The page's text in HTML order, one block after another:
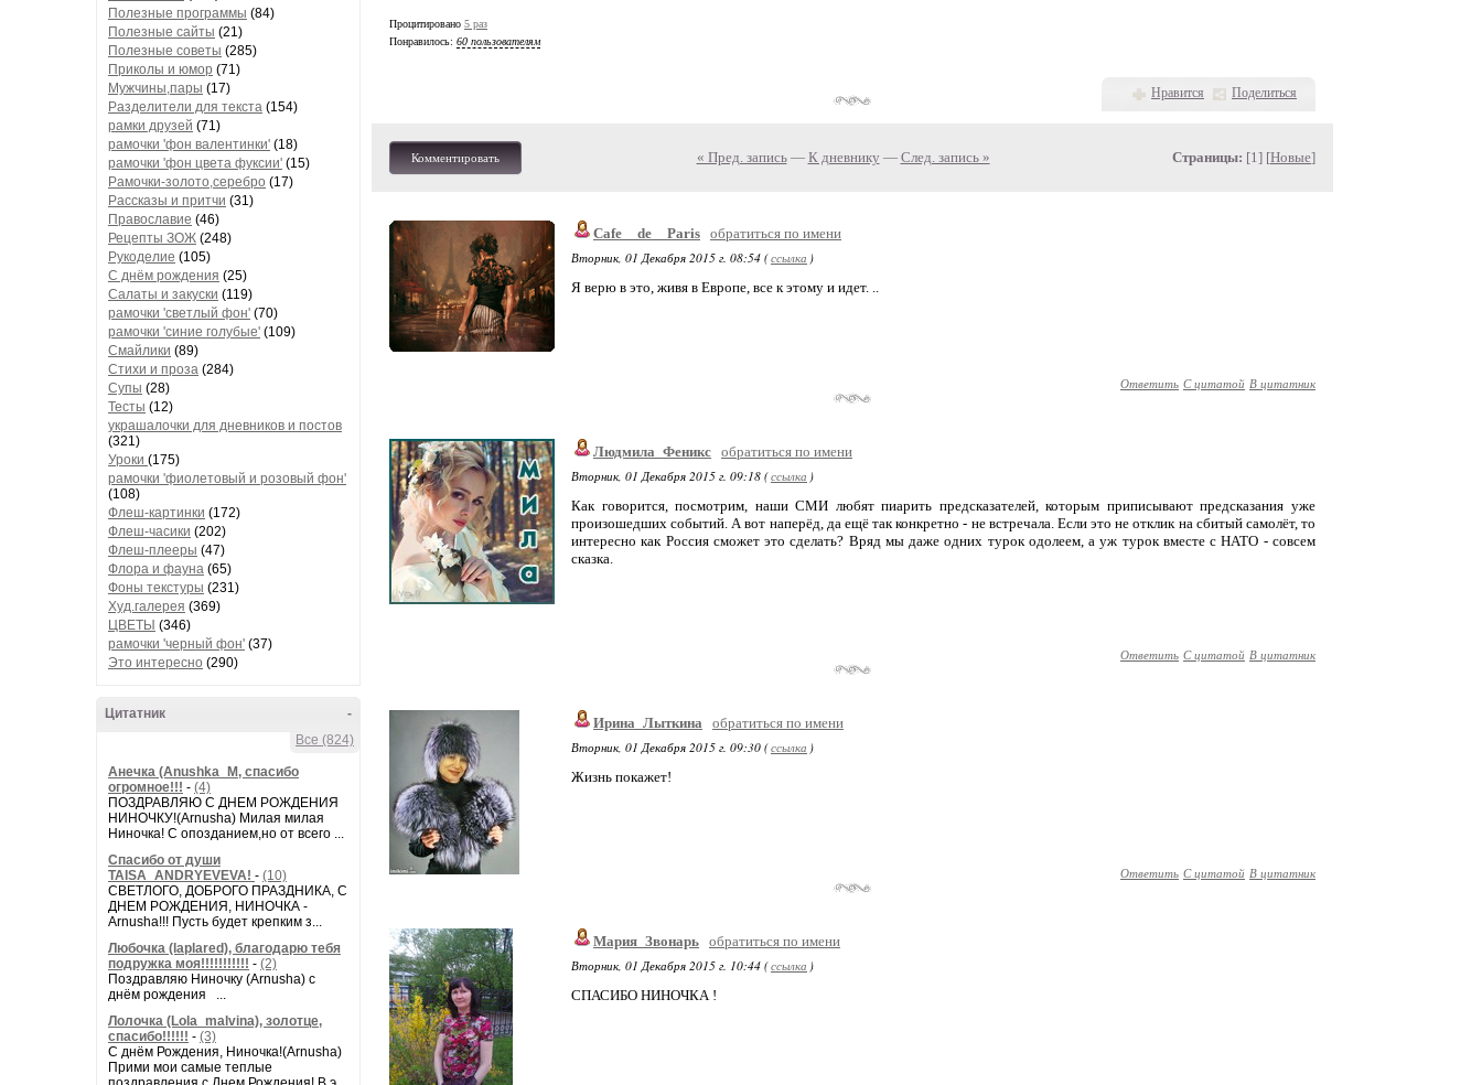
Полезные программы (84)
Полезные сайты (21)
Полезные советы (285)
Приколы и юмор (71)
Мужчины,пары (17)
Разделители для текста (154)
рамки друзей (71)
рамочки 'фон валентинки' (18)
рамочки 'фон цвета фуксии' (15)
Рамочки-золото,серебро (17)
Рассказы и притчи (31)
Православие (46)
Рецепты ЗОЖ (248)
Рукоделие (105)
С днём рождения (25)
Салаты и закуски (119)
рамочки 'светлый фон' (70)
рамочки 'синие голубые' (109)
Смайлики (89)
Стихи и проза (284)
Супы (28)
Тесты (12)
украшалочки для дневников и постов
(321)
Уроки (175)
рамочки 'фиолетовый и розовый фон'
(108)
Флеш-картинки (172)
Флеш-часики (202)
Флеш-плееры (47)
Флора и фауна (65)
Фоны текстуры (231)
Худ.галерея (369)
ЦВЕТЫ (346)
рамочки 'черный фон' (37)
Это интересно (290)
-
Цитатник
Все (824)
Анечка (Anushka_M, спасибо
огромное!!! - (4)
ПОЗДРАВЛЯЮ С ДНЕМ РОЖДЕНИЯ
НИНОЧКУ!(Arnusha) Милая милая
Ниночка! С опозданием,но от всего ...
Спасибо от души
TAISA_ANDRYEVEVA! - (10)
СВЕТЛОГО, ДОБРОГО ПРАЗДНИКА, С
ДНЕМ РОЖДЕНИЯ, НИНОЧКА -
Arnusha!!! Пусть будет крепким з...
Любочка (laplared), благодарю тебя
подружка моя!!!!!!!!!!! - (2)
Поздравляю Ниночку (Arnusha) с
днём рождения ...
Лолочка (Lola_malvina), золотце,
спасибо!!!!!! - (3)
С днём Рождения, Ниночка!(Аrnusha)
Прими мои самые теплые
Процитировано 5 раз
Понравилось: 60 пользователям
Нравится Поделиться
Комментировать « Пред. запись— К дневнику — След. запись » Страницы: [1] [Новые]
Cafe__de__Paris обратиться по имени
Вторник, 01 Декабря 2015 г. 08:54 (ссылка )
Я верю в это, живя в Европе, все к этому и идет. ..
Ответить С цитатой В цитатник
Людмила_Феникс обратиться по имени
Вторник, 01 Декабря 2015 г. 09:18 (ссылка )
Как говорится, посмотрим, наши СМИ любят пиарить предсказателей, которым приписывают предсказания уже
произошедших событий. А вот наперёд, да ещё так конкретно - не встречала. Если это не отклик на сбитый самолёт, то
интересно как Россия сможет это сделать? Вряд мы даже одних турок одолеем, а уж турок вместе с НАТО - совсем
сказка.
Ответить С цитатой В цитатник
Ирина_Лыткина
обратиться по имени
Вторник, 01 Декабря 2015 г. 09:30 (ссылка )
Жизнь покажет!
Ответить С цитатой В цитатник
Мария_Звонарь обратиться по имени
Вторник, 01 Декабря 2015 г. 10:44 (ссылка )
СПАСИБО НИНОЧКА !